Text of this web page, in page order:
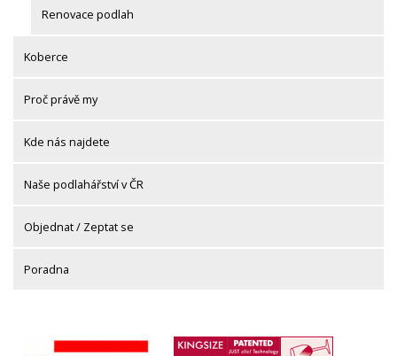
Renovace podlah
Koberce
Proč právě my
Kde nás najdete
Naše podlahářství v ČR
Objednat / Zeptat se
Poradna